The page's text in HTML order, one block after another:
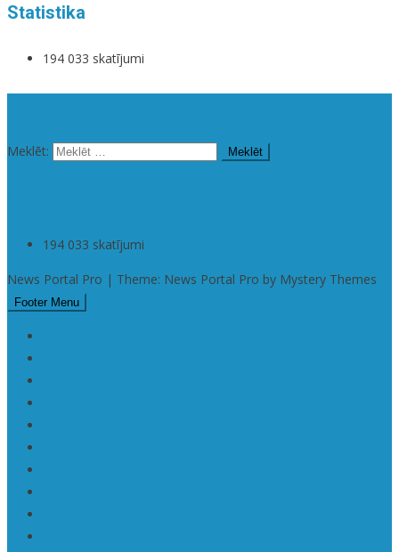
Statistika
194 033 skatījumi
Meklēt:
194 033 skatījumi
News Portal Pro | Theme: News Portal Pro by Mystery Themes
Footer Menu